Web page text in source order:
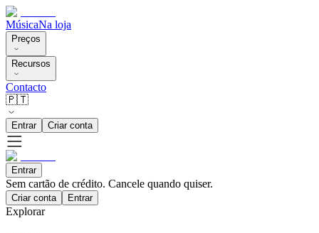
MúsicaNa loja
Preços
Recursos
Contacto
🇵🇹
Entrar Criar conta
Entrar
Sem cartão de crédito. Cancele quando quiser.
Criar conta Entrar
Explorar